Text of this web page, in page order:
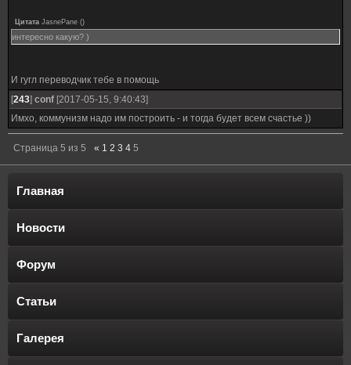
Цитата JasnePane ()
интересно какую? )
И гугл переводчик тебе в помощь
[243] conf [2017-05-15, 9:40:43]
Имхо, коммунизм надо им построить - и тогда будет всем счастье ))
Страница 5 из 5 « 1 2 3 4 5
Главная
Новости
Форум
Статьи
Галерея